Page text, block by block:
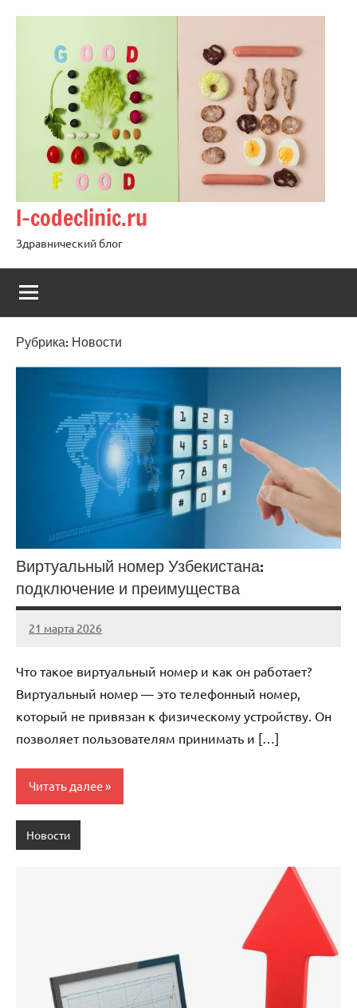
содержимому
l-codeclinic.ru
Здравнический блог
Рубрика: Новости
Виртуальный номер Узбекистана:
подключение и преимущества
21 марта 2026
Avtor
Нет
Что такое виртуальный номер и как он работает?
Виртуальный номер — это телефонный номер,
который не привязан к физическому устройству. Он
позволяет пользователям принимать и […]
Читать далее
Новости